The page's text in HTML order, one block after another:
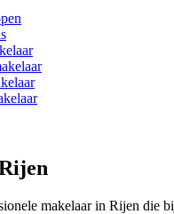
makelaar in Rijen die